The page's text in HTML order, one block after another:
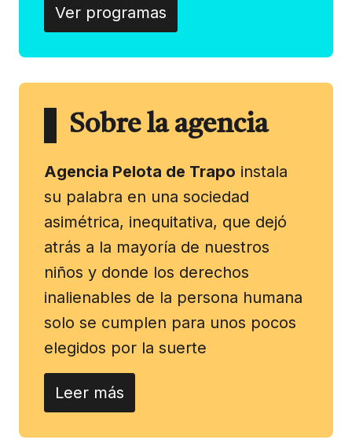
Ver programas
Sobre la agencia
Agencia Pelota de Trapo instala
su palabra en una sociedad
asimétrica, inequitativa, que dejó
atrás a la mayoría de nuestros
niños y donde los derechos
inalienables de la persona humana
solo se cumplen para unos pocos
elegidos por la suerte
Leer más